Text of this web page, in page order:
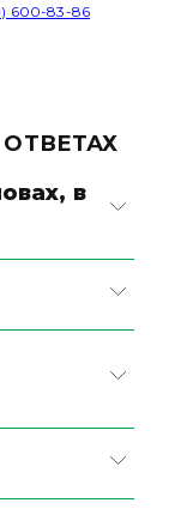
600-83-86
ОТВЕТАХ
в